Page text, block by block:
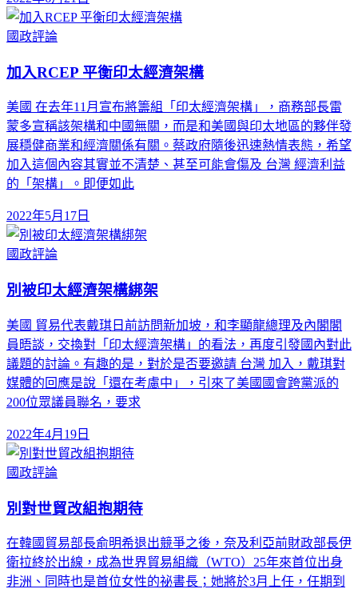
國政評論
加入RCEP 平衡印太經濟架構
美國 在去年11月宣布將籌組「印太經濟架構」，商務部長雷
蒙多宣稱該架構和中國無關，而是和美國與印太地區的夥伴發
展穩健商業和經濟關係有關。蔡政府隨後迅速熱情表態，希望
加入這個內容其實並不清楚、甚至可能會傷及 台灣 經濟利益
的「架構」。即便如此
2022年5月17日
國政評論
別被印太經濟架構綁架
美國 貿易代表戴琪日前訪問新加坡，和李顯龍總理及內閣閣
員晤談，交換對「印太經濟架構」的看法，再度引發國內對此
議題的討論。有趣的是，對於是否要邀請 台灣 加入，戴琪對
媒體的回應是說「還在考慮中」，引來了美國國會跨黨派的
200位眾議員聯名，要求
2022年4月19日
國政評論
別對世貿改組抱期待
在韓國貿易部長俞明希退出競爭之後，奈及利亞前財政部長伊
衛拉終於出線，成為世界貿易組織（WTO）25年來首位出身
非洲、同時也是首位女性的祕書長；她將於3月上任，任期到